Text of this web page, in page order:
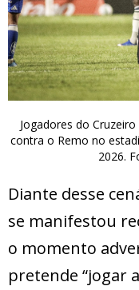
Jogadores do
contra o Remo no
2026.
Diante desse
se manifestou
o momento
pretende “jogar